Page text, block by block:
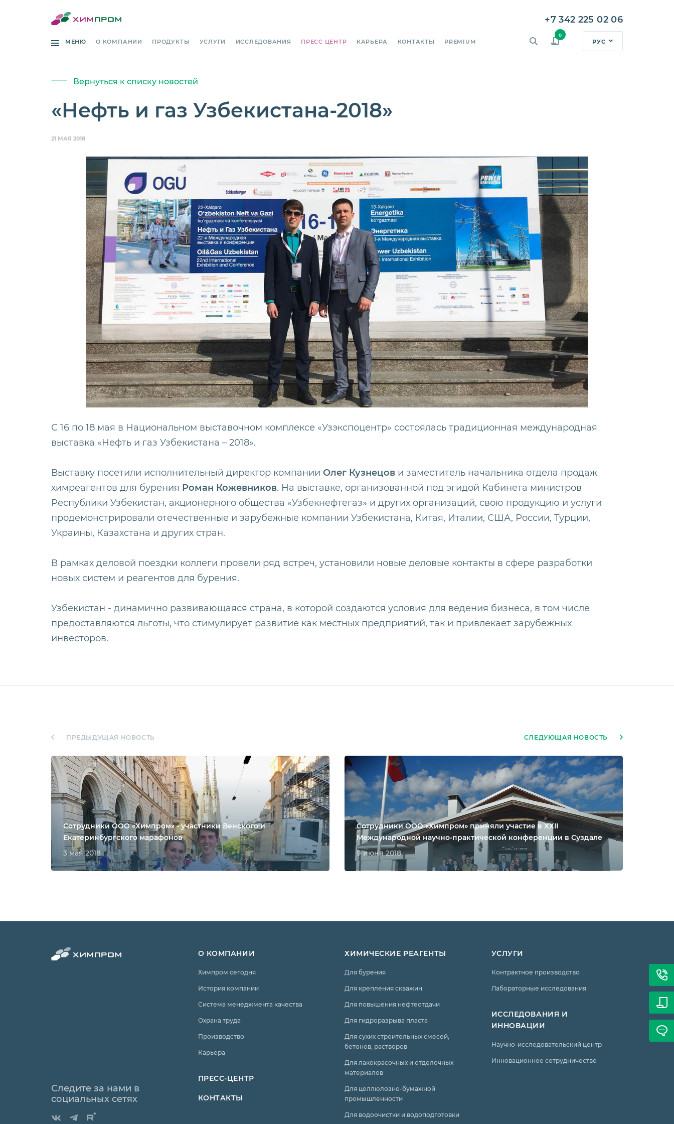
+7 342 225 02 06
МЕНЮ О КОМПАНИИ ПРОДУКТЫ УСЛУГИ ИССЛЕДОВАНИЯ ПРЕСС ЦЕНТР КАРЬЕРА КОНТАКТЫ PREMIUM
0
РУС
Вернуться к списку новостей
«Нефть и газ Узбекистана-2018»
21 МАЯ 2018
С 16 по 18 мая в Национальном выставочном комплексе «Узэкспоцентр» состоялась традиционная международная
выставка «Нефть и газ Узбекистана – 2018».
Выставку посетили исполнительный директор компании Олег Кузнецов и заместитель начальника отдела продаж
химреагентов для бурения Роман Кожевников. На выставке, организованной под эгидой Кабинета министров
Республики Узбекистан, акционерного общества «Узбекнефтегаз» и других организаций, свою продукцию и услуги
продемонстрировали отечественные и зарубежные компании Узбекистана, Китая, Италии, США, России, Турции,
Украины, Казахстана и других стран.
В рамках деловой поездки коллеги провели ряд встреч, установили новые деловые контакты в сфере разработки
новых систем и реагентов для бурения.
Узбекистан - динамично развивающаяся страна, в которой создаются условия для ведения бизнеса, в том числе
предоставляются льготы, что стимулирует развитие как местных предприятий, так и привлекает зарубежных
инвесторов.
ПРЕДЫДУЩАЯ НОВОСТЬ
Сотрудники ООО «Химпром» - участники Венского и
Екатеринбургского марафонов
3 мая 2018
СЛЕДУЮЩАЯ НОВОСТЬ
Сотрудники ООО «Химпром» приняли участие в ХХII
Международной научно-практической конференции в Суздале
9 июня 2018
Следите за нами в
социальных сетях
О КОМПАНИИ
Химпром сегодня
История компании
Система менеджмента качества
Охрана труда
Производство
Карьера
ПРЕСС-ЦЕНТР
КОНТАКТЫ
ХИМИЧЕСКИЕ РЕАГЕНТЫ
Для бурения
Для крепления скважин
Для повышения нефтеотдачи
Для гидроразрыва пласта
Для сухих строительных смесей,
бетонов, растворов
Для лакокрасочных и отделочных
материалов
Для целлюлозно-бумажной
промышленности
Для водоочистки и водоподготовки
УСЛУГИ
Контрактное производство
Лабораторные исследования
ИССЛЕДОВАНИЯ И
ИННОВАЦИИ
Научно-исследовательский центр
Инновационное сотрудничество